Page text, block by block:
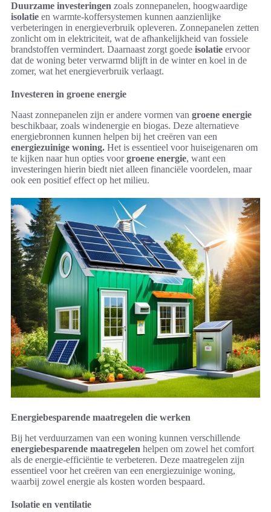
Duurzame investeringen zoals zonnepanelen, hoogwaardige
isolatie en warmte-koffersystemen kunnen aanzienlijke
verbeteringen in energieverbruik opleveren. Zonnepanelen zetten
zonlicht om in elektriciteit, wat de afhankelijkheid van fossiele
brandstoffen vermindert. Daarnaast zorgt goede isolatie ervoor
dat de woning beter verwarmd blijft in de winter en koel in de
zomer, wat het energieverbruik verlaagt.
Investeren in groene energie
Naast zonnepanelen zijn er andere vormen van groene energie
beschikbaar, zoals windenergie en biogas. Deze alternatieve
energiebronnen kunnen helpen bij het creëren van een
energiezuinige woning. Het is essentieel voor huiseigenaren om
te kijken naar hun opties voorgroene energie, want een
investeringen hierin biedt niet alleen financiële voordelen, maar
ook een positief effect op het milieu.
Energiebesparende maatregelen die werken
Bij het verduurzamen van een woning kunnen verschillende
energiebesparende maatregelen helpen om zowel het comfort
als de energie-efficiëntie te verbeteren. Deze maatregelen zijn
essentieel voor het creëren van een energiezuinige woning,
waarbij zowel energie als kosten worden bespaard.
Isolatie en ventilatie